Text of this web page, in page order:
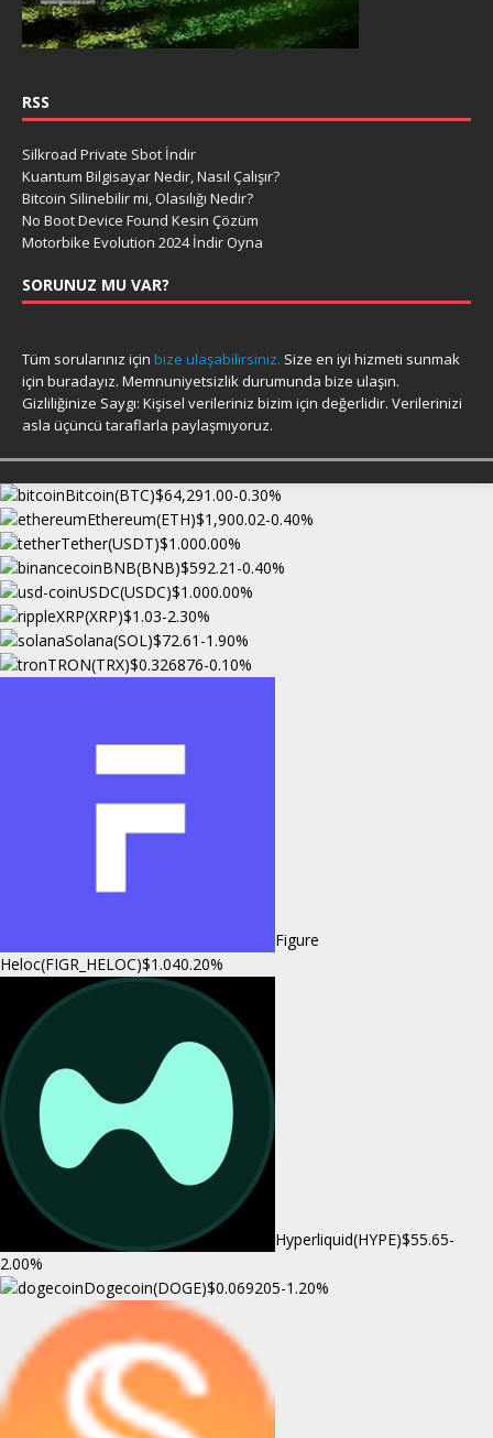
RSS
Silkroad Private Sbot İndir
Kuantum Bilgisayar Nedir, Nasıl Çalışır?
Bitcoin Silinebilir mi, Olasılığı Nedir?
No Boot Device Found Kesin Çözüm
Motorbike Evolution 2024 İndir Oyna
SORUNUZ MU VAR?
Tüm sorularınız için bize ulaşabilirsiniz. Size en iyi hizmeti sunmak
için buradayız. Memnuniyetsizlik durumunda bize ulaşın.
Gizliliğinize Saygı: Kişisel verileriniz bizim için değerlidir. Verilerinizi
asla üçüncü taraflarla paylaşmıyoruz.
Bitcoin(BTC)$64,291.00-0.30%
Ethereum(ETH)$1,900.02-0.40%
Tether(USDT)$1.000.00%
BNB(BNB)$592.21 -0.40%
USDC(USDC)$1.000.00%
XRP(XRP)$1.03-2.30%
Solana(SOL)$72.61 -1.90%
TRON(TRX)$0.326876-0.10%
Figure
Heloc(FIGR_HELOC)$1.040.20%
Hyperliquid(HYPE)$55.65-
2.00%
Dogecoin(DOGE)$0.069205-1.20%